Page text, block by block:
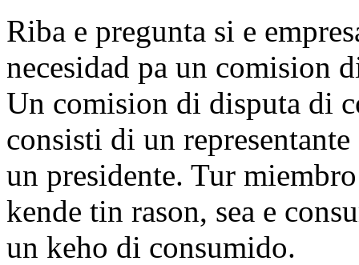
Riba e pregunta si e
necesidad pa un comision
Un comision di disputa di
consisti di un
un presidente. Tur
kende tin rason, sea e
un keho di consumido.